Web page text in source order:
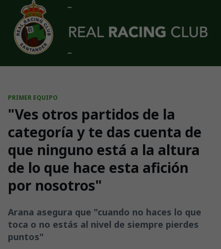
Skip to main content
PRIMER EQUIPO
"Ves otros partidos de la
categoría y te das cuenta de
que ninguno está a la altura
de lo que hace esta afición
por nosotros"
Arana asegura que "cuando no haces lo que
toca o no estás al nivel de siempre pierdes
puntos"